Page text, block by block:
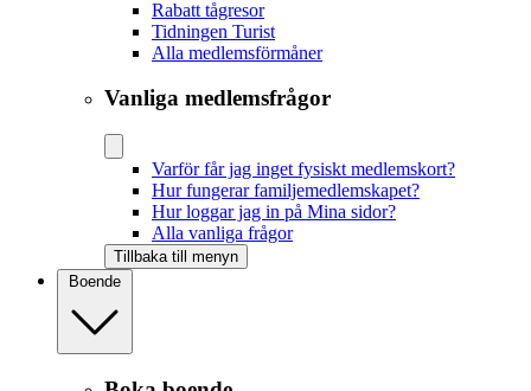
Rabatt tågresor
Tidningen Turist
Alla medlemsförmåner
Vanliga medlemsfrågor
Varför får jag inget fysiskt medlemskort?
Hur fungerar familjemedlemskapet?
Hur loggar jag in på Mina sidor?
Alla vanliga frågor
Tillbaka till menyn
Boende